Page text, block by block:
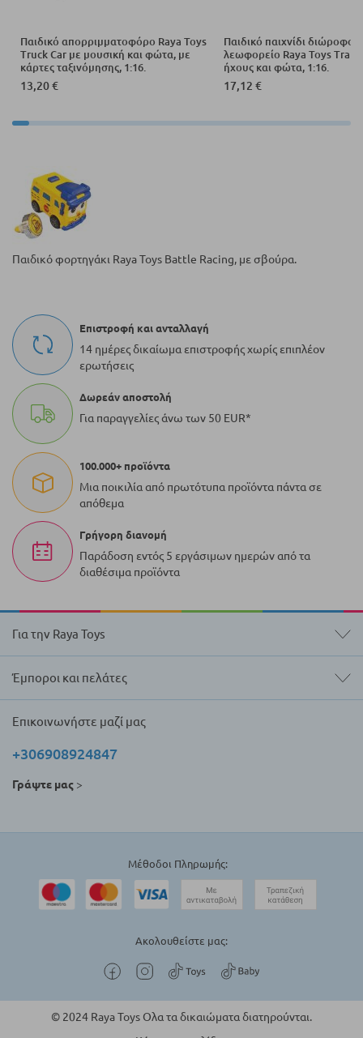
Παιδικό απορριμματοφόρο Raya Toys
Truck Car με μουσική και φώτα, με
κάρτες ταξινόμησης, 1:16.
13,20 €
Παιδικό παιχνίδι διώροφο
λεωφορείο Raya Toys
ήχους και φώτα, 1:16.
17,12 €
Παιδικό φορτηγάκι Raya Toys Battle Racing, με σβούρα.
Επιστροφή και ανταλλαγή
14 ημέρες δικαίωμα επιστροφής χωρίς επιπλέον
ερωτήσεις
Δωρεάν αποστολή
Για παραγγελίες άνω των 50 EUR*
100.000+ προϊόντα
Μια ποικιλία από πρωτότυπα προϊόντα πάντα σε
απόθεμα
Γρήγορη διανομή
Παράδοση εντός 5 εργάσιμων ημερών από τα
διαθέσιμα προϊόντα
Για την Raya Toys
Έμποροι και πελάτες
Επικοινωνήστε μαζί μας
+306908924847
Γράψτε μας >
Μέθοδοι Πληρωμής:
Ακολουθείστε μας:
© 2024 Raya Toys Ολα τα δικαιώματα διατηρούνται.